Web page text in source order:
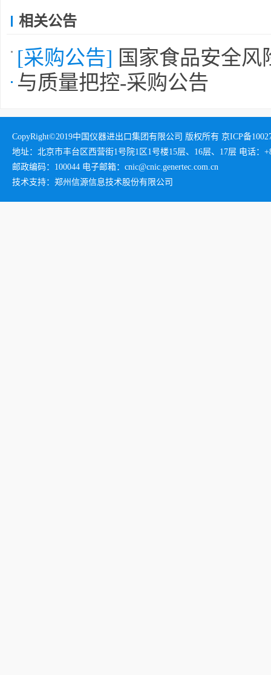
相关公告
[采购公告] 国家食品安全
与质量把控-采购公告
CopyRight©2019中国仪器进出口集团有限公司 版权所有 京ICP备
地址：北京市丰台区西营街1号院1区1号楼15层、16层、17层 电话：
邮政编码：100044 电子邮箱：cnic@cnic.genertec.com.cn
技术支持：郑州信源信息技术股份有限公司